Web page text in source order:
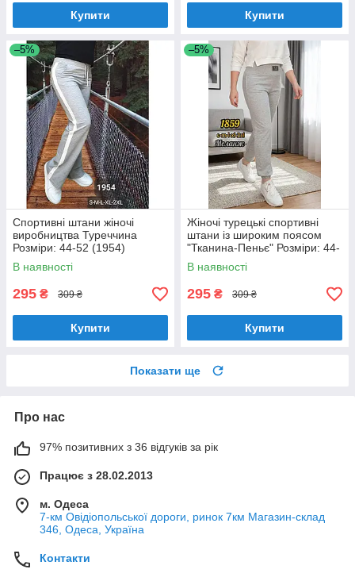
Купити Купити
–5%
Спортивні штани жіночі
виробництва Туреччина
Розміри: 44-52 (1954)
В наявності
295 ₴ 309 ₴
Купити
–5%
Жіночі турецькі спортивні
штани із широким поясом
"Тканина-Пеньє" Розміри: 44-
52 (1859)
В наявності
295 ₴ 309 ₴
Купити
Показати ще
Про нас
97% позитивних з 36 відгуків за рік
Працює з 28.02.2013
м. Одеса
7-км Овідіопольської дороги, ринок 7км Магазин-склад
346, Одеса, Україна
Контакти